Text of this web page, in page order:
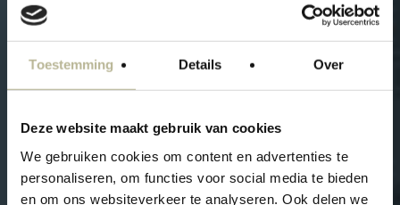
Toestemming Details Over
Deze website maakt gebruik van cookies
We gebruiken cookies om content en advertenties te
personaliseren, om functies voor social media te bieden
en om ons websiteverkeer te analyseren. Ook delen we